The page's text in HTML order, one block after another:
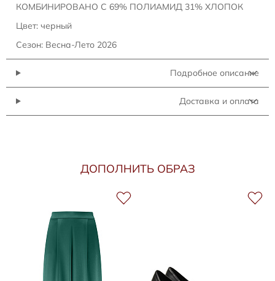
КОМБИНИРОВАНО С 69% ПОЛИАМИД 31% ХЛОПОК
Цвет: черный
Сезон: Весна-Лето 2026
Подробное описание
Доставка и оплата
ДОПОЛНИТЬ ОБРАЗ